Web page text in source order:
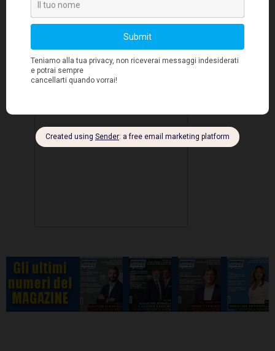
dei componenti: devono avere caratteristiche,
esperienze e abilità differenti perché questo
aiuta a osservare il mondo da diversi punti di
vista".